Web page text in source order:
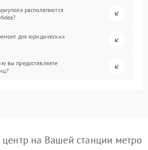
располагаются
для юридических
вы предоставляете
на Вашей станции метро